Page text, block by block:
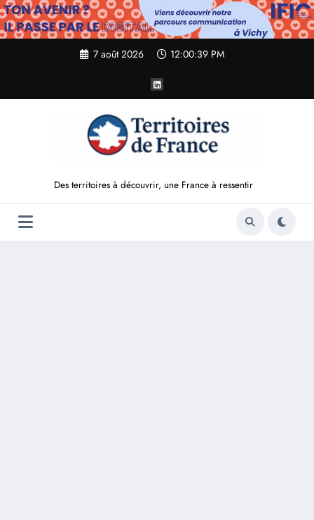
Aller
au
contenu
7 août 2026 12:00:41 PM
Des territoires à découvrir, une France à ressentir